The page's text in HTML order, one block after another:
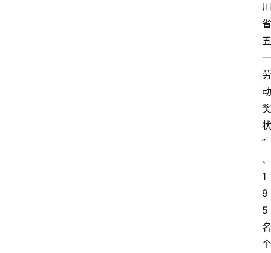
川
省
五
一
劳
动
奖
状
”
、
1
9
5
名
个